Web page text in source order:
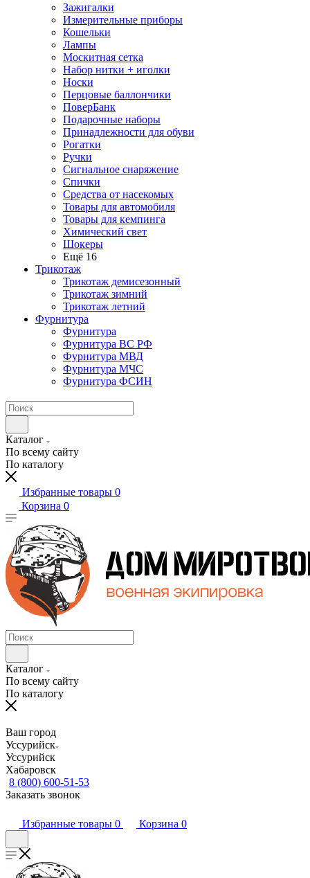
Зажигалки
Измерительные приборы
Кошельки
Лампы
Москитная сетка
Набор нитки + иголки
Носки
Перцовые баллончики
ПоверБанк
Подарочные наборы
Принадлежности для обуви
Рогатки
Ручки
Сигнальное снаряжение
Спички
Средства от насекомых
Товары для автомобиля
Товары для кемпинга
Химический свет
Шокеры
Ещё 16
Трикотаж
Трикотаж демисезонный
Трикотаж зимний
Трикотаж летний
Фурнитура
Фурнитура
Фурнитура ВС РФ
Фурнитура МВД
Фурнитура МЧС
Фурнитура ФСИН
Каталог
По всему сайту
По каталогу
Избранные товары 0
Корзина 0
Каталог
По всему сайту
По каталогу
Ваш город
Уссурийск
Уссурийск
Хабаровск
8 (800) 600-51-53
Заказать звонок
Избранные товары 0 Корзина 0